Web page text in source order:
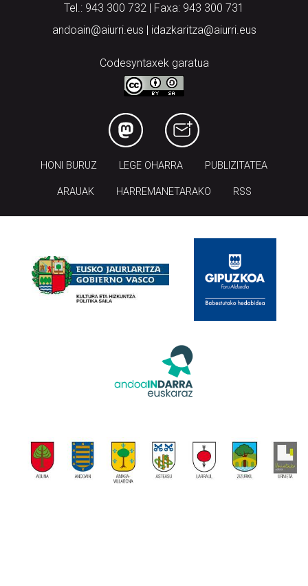
Tel.: 943 300 732 | Faxa: 943 300 731
andoain@aiurri.eus | idazkaritza@aiurri.eus
Codesyntaxek garatua
HONI BURUZ LEGE OHARRA PUBLIZITATEA
ARAUAK HARREMANETARAKO RSS